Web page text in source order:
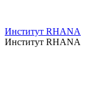
Институт RHANA
Институт RHANA